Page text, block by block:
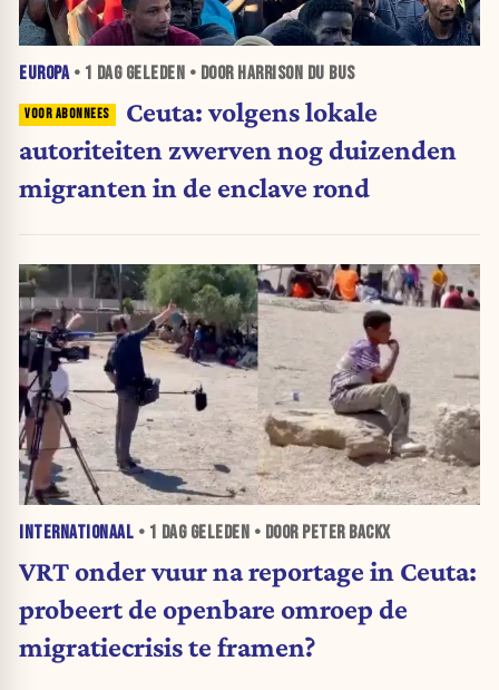
EUROPA• 1 DAGGELEDEN • DOOR HARRISON DU BUS
Ceuta: volgens lokale
autoriteiten zwerven nog duizenden
migranten in de enclave rond
INTERNATIONAAL • 1 DAGGELEDEN • DOOR PETER BACKX
VRT onder vuur na reportage in Ceuta:
probeert de openbare omroep de
migratiecrisis te framen?